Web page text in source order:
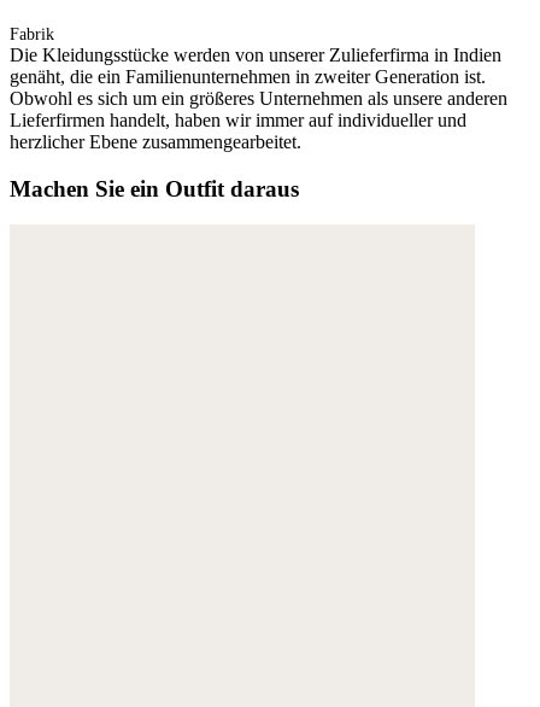
Fabrik
Die Kleidungsstücke werden von unserer Zulieferfirma in Indien
genäht, die ein Familienunternehmen in zweiter Generation ist.
Obwohl es sich um ein größeres Unternehmen als unsere anderen
Lieferfirmen handelt, haben wir immer auf individueller und
herzlicher Ebene zusammengearbeitet.
Machen Sie ein Outfit daraus